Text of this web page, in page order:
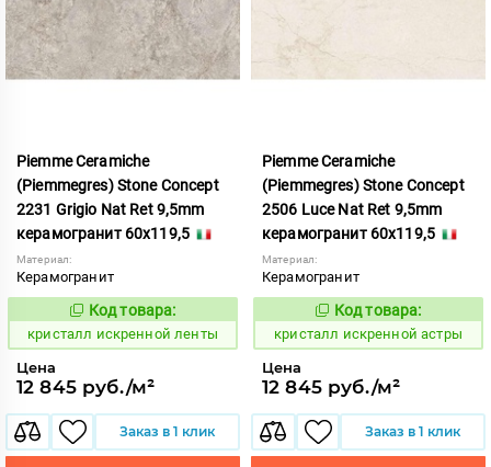
Piemme Ceramiche
(Piemmegres) Stone Concept
2231 Grigio Nat Ret 9,5mm
керамогранит 60x119,5
Материал:
Керамогранит
817043
Код товара:
кристалл искренной ленты
Цена
12 845 руб./м²
Заказ в 1 клик
Piemme Ceramiche
(Piemmegres) Stone Concept
2506 Luce Nat Ret 9,5mm
керамогранит 60x119,5
Материал:
Керамогранит
817081
Код товара:
кристалл искренной астры
Цена
12 845 руб./м²
Заказ в 1 клик